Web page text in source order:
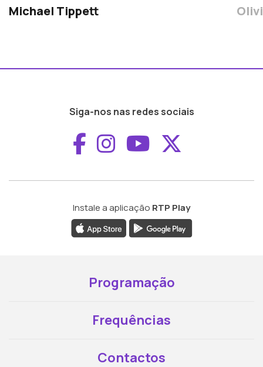
Michael Tippett
Siga-nos nas redes sociais
Aceder ao
Aceder ao
Aceder ao
Instale a aplicação RTP Play
Programação
Frequências
Contactos